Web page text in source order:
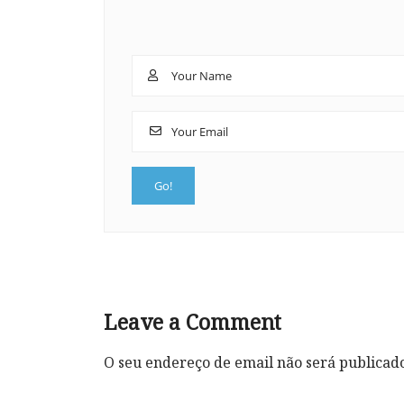
Leave a Comment
O seu endereço de email não será